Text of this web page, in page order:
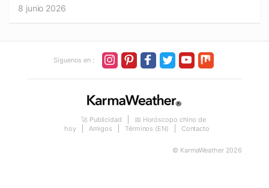
8 junio 2026
Síguenos en :
🚀 Publicidad
📅 Horóscopo chino de
hoy
Amigos Términos (EN) Contacto
© KarmaWeather 2026